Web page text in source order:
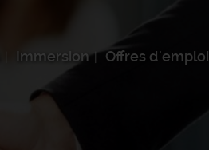
Immersion Offres d'emploi